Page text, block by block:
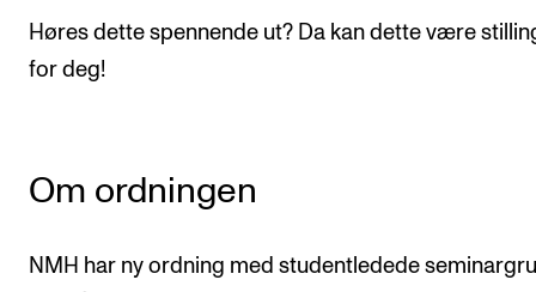
Høres dette spennende ut? Da kan dette være
for deg!
Om ordningen
NMH har ny ordning med studentledede